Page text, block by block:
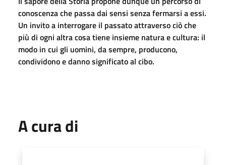
conoscenza che passa dai sensi senza fermarsi a essi.
Un invito a interrogare il passato attraverso ciò che
più di ogni altra cosa tiene insieme natura e cultura: il
modo in cui gli uomini, da sempre, producono,
condividono e danno significato al cibo.
A cura di